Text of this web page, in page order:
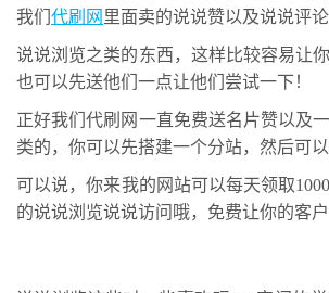
我们 代刷网 里面卖的说说赞以及说说评论
说说浏览之类的东西，这样比较容易让
也可以先送他们一点让他们尝试一下！
正好我们代刷网一直免费送名片赞以及
类的，你可以先搭建一个分站，然后可
可以说，你来我的网站可以每天领取
的说说浏览说说访问哦，免费让你的客户